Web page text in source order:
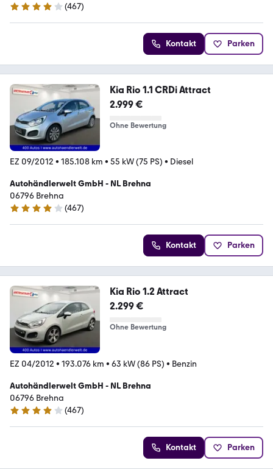
4 Sterne
(467)
Kontakt Parken
Kia Rio 1.1 CRDi Attract
2.999 €
Ohne Bewertung
EZ 09/2012 • 185.108 km • 55 kW (75 PS) • Diesel
Autohändlerwelt GmbH - NL Brehna
06796 Brehna
4 Sterne
(467)
Kontakt Parken
Kia Rio 1.2 Attract
2.299 €
Ohne Bewertung
EZ 04/2012 • 193.076 km • 63 kW (86 PS) • Benzin
Autohändlerwelt GmbH - NL Brehna
06796 Brehna
4 Sterne
(467)
Kontakt Parken